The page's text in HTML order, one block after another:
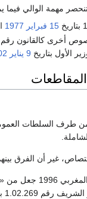
مهمة الوالي
15 فبراير 1977
الصادر بتنفيده الظهير الشريف رقم 1.97.84 بتاريخ
الأول بتاريخ 9 يناير
المقاطعات
طرف السلطات
غير أن الفرق
1.02.269 بتاريخ